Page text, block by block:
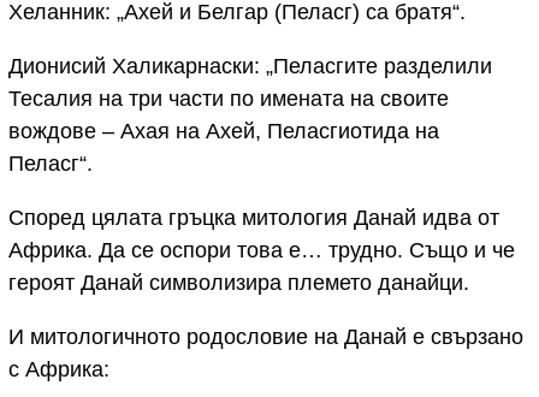
Хеланник: „Ахей и Белгар (Пеласг) са братя“.
Дионисий Халикарнаски: „Пеласгите разделили
Тесалия на три части по имената на своите
вождове – Ахая на Ахей, Пеласгиотида на
Пеласг“.
Според цялата гръцка митология Данай идва от
Африка. Да се оспори това е… трудно. Също и че
героят Данай символизира племето данайци.
И митологичното родословие на Данай е свързано
с Африка: